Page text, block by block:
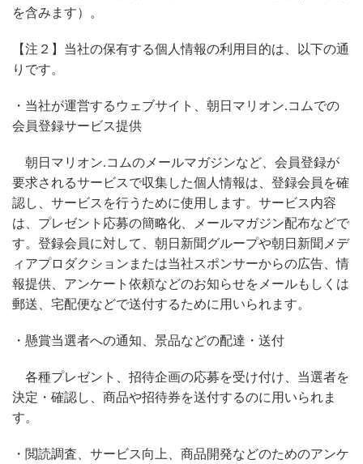
を含みます）。
【注２】当社の保有する個人情報の利用目的は、以下の通
りです。
・当社が運営するウェブサイト、朝日マリオン.コムでの
会員登録サービス提供
朝日マリオン.コムのメールマガジンなど、会員登録が
要求されるサービスで収集した個人情報は、登録会員を確
認し、サービスを行うために使用します。サービス内容
は、プレゼント応募の簡略化、メールマガジン配布などで
す。登録会員に対して、朝日新聞グループや朝日新聞メデ
ィアプロダクションまたは当社スポンサーからの広告、情
報提供、アンケート依頼などのお知らせをメールもしくは
郵送、宅配便などで送付するために用いられます。
・懸賞当選者への通知、景品などの配達・送付
各種プレゼント、招待企画の応募を受け付け、当選者を
決定・確認し、商品や招待券を送付するのに用いられま
す。
・閲読調査、サービス向上、商品開発などのためのアンケ